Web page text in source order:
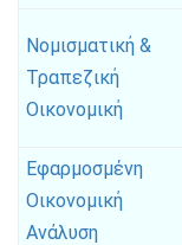
Νομισματική &
Τραπεζική
Οικονομική
Εφαρμοσμένη
Οικονομική
Ανάλυση